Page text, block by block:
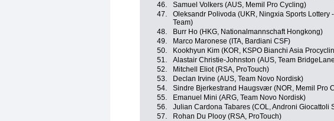
46.
Samuel Volkers (AUS, Memil Pro Cycling)
47.
Oleksandr Polivoda (UKR, Ningxia Sports Lottery
Team)
48. Burr Ho (HKG, Nationalmannschaft Hongkong)
49.
Marco Maronese (ITA, Bardiani CSF)
50.
Kookhyun Kim (KOR, KSPO Bianchi Asia
51.
Alastair Christie-Johnston (AUS, Team
52.
Mitchell Eliot (RSA, ProTouch)
53.
Declan Irvine (AUS, Team Novo Nordisk)
54.
Sindre Bjerkestrand Haugsvær (NOR, Memil Pro
55.
Emanuel Mini (ARG, Team Novo Nordisk)
56.
Julian Cardona Tabares (COL, Androni Giocattoli
57.
Rohan Du Plooy (RSA, ProTouch)